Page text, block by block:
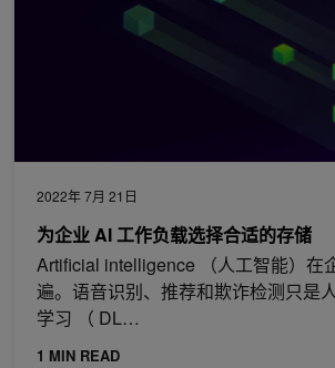
2022年 7月 21日
为企业 AI 工作负载选择合适的存储
Artificial intelligence （人工智能）在
遍。语音识别、推荐和欺诈检测只是
学习 （ DL…
1 MIN READ